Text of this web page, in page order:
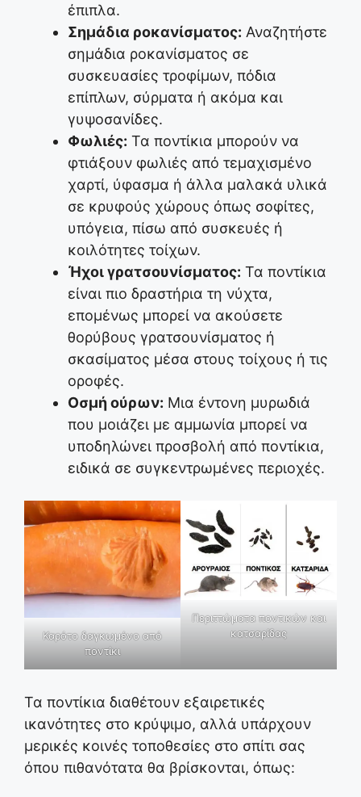
έπιπλα.
Σημάδια ροκανίσματος: Αναζητήστε
σημάδια ροκανίσματος σε
συσκευασίες τροφίμων, πόδια
επίπλων, σύρματα ή ακόμα και
γυψοσανίδες.
Φωλιές: Τα ποντίκια μπορούν να
φτιάξουν φωλιές από τεμαχισμένο
χαρτί, ύφασμα ή άλλα μαλακά υλικά
σε κρυφούς χώρους όπως σοφίτες,
υπόγεια, πίσω από συσκευές ή
κοιλότητες τοίχων.
Ήχοι γρατσουνίσματος: Τα ποντίκια
είναι πιο δραστήρια τη νύχτα,
επομένως μπορεί να ακούσετε
θορύβους γρατσουνίσματος ή
σκασίματος μέσα στους τοίχους ή τις
οροφές.
Οσμή ούρων: Μια έντονη μυρωδιά
που μοιάζει με αμμωνία μπορεί να
υποδηλώνει προσβολή από ποντίκια,
ειδικά σε συγκεντρωμένες περιοχές.
Καρότο δαγκωμένο από
ποντίκι
Περιττώματα ποντικών και
κατσαρίδας
Τα ποντίκια διαθέτουν εξαιρετικές
ικανότητες στο κρύψιμο, αλλά υπάρχουν
μερικές κοινές τοποθεσίες στο σπίτι σας
όπου πιθανότατα θα βρίσκονται, όπως: